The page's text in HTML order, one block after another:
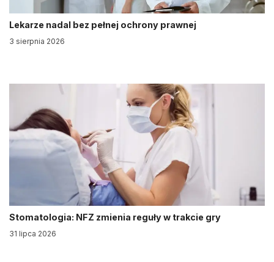
Lekarze nadal bez pełnej ochrony prawnej
3 sierpnia 2026
Stomatologia: NFZ zmienia reguły w trakcie gry
31 lipca 2026